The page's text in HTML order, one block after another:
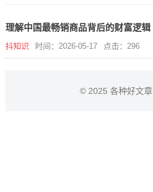
理解中国最畅销商品背后的财富逻辑
抖知识 时间：2026-05-17 点击：296
© 2025 各种好文章